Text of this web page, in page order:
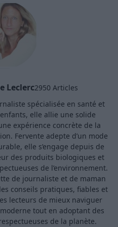
Leclerc2950 Articles
spécialisée en santé et
elle allie une solide
expérience concrète de la
Fervente adepte d’un mode
elle s’engage depuis de
des produits biologiques et
de l’environnement.
de journaliste et de maman
conseils pratiques, fiables et
lecteurs de mieux naviguer
tout en adoptant des
de la planète.